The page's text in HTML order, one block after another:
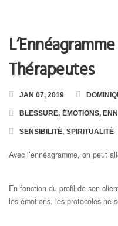
Thérapeutes
JAN 07, 2019
BLESSURE, ÉMOTIONS,
SENSIBILITÉ, SPIRITUALITÉ
Avec l’ennéagramme, on peut
En fonction du profil de son
les émotions, les protocoles ne